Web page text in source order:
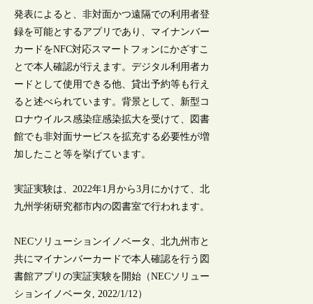
発表によると、非対面かつ遠隔での利用者登
録を可能とするアプリであり、マイナンバー
カードをNFC対応スマートフォンにかざすこ
とで本人確認が行えます。デジタル利用者カ
ードとして使用できる他、貸出予約等も行え
ると述べられています。背景として、新型コ
ロナウイルス感染症感染拡大を受けて、図書
館でも非対面サービスを拡充する必要性が増
加したこと等を挙げています。
実証実験は、2022年1月から3月にかけて、北
九州学術研究都市内の図書室で行われます。
NECソリューションイノベータ、北九州市と
共にマイナンバーカードで本人確認を行う図
書館アプリの実証実験を開始（NECソリュー
ションイノベータ, 2022/1/12）